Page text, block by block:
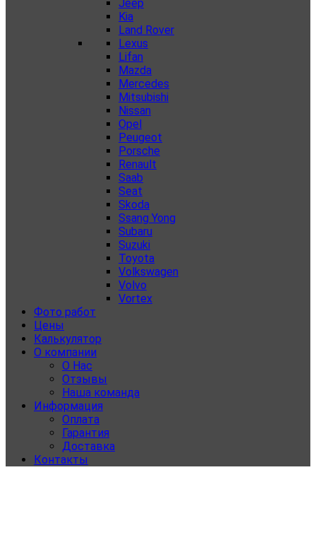
Jeep
Kia
Land Rover
Lexus
Lifan
Mazda
Mercedes
Mitsubishi
Nissan
Opel
Peugeot
Porsche
Renault
Saab
Seat
Skoda
Ssang Yong
Subaru
Suzuki
Toyota
Volkswagen
Volvo
Vortex
Фото работ
Цены
Калькулятор
О компании
О Нас
Отзывы
Наша команда
Информация
Оплата
Гарантия
Доставка
Контакты